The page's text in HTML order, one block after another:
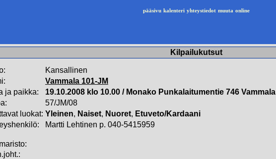
pääsivu kalenteri yhteystiedot muuta online
Kilpailukutsut
Kansallinen
Vammala 101-JM
ja paikka:
19.10.2008 klo 10.00 / Monako Punkalaitumentie 746 Vammala
57/JM/08
luokat: Yleinen, Naiset, Nuoret, Etuveto/Kardaani
Martti Lehtinen p. 040-5415959